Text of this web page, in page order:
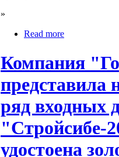
»
Read more
Компания
представила
ряд входных
"Стройсибе-
удостоена